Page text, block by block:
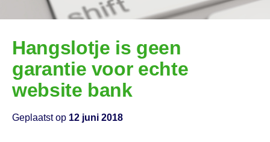
Hangslotje is geen
garantie voor echte
website bank
Geplaatst op 12 juni 2018